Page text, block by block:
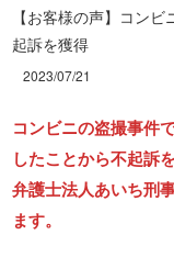
【お客様の声】コン
起訴を獲得
2023/07/21
コンビニの盗撮事件
したことから不起訴
弁護士法人あいち刑
ます。